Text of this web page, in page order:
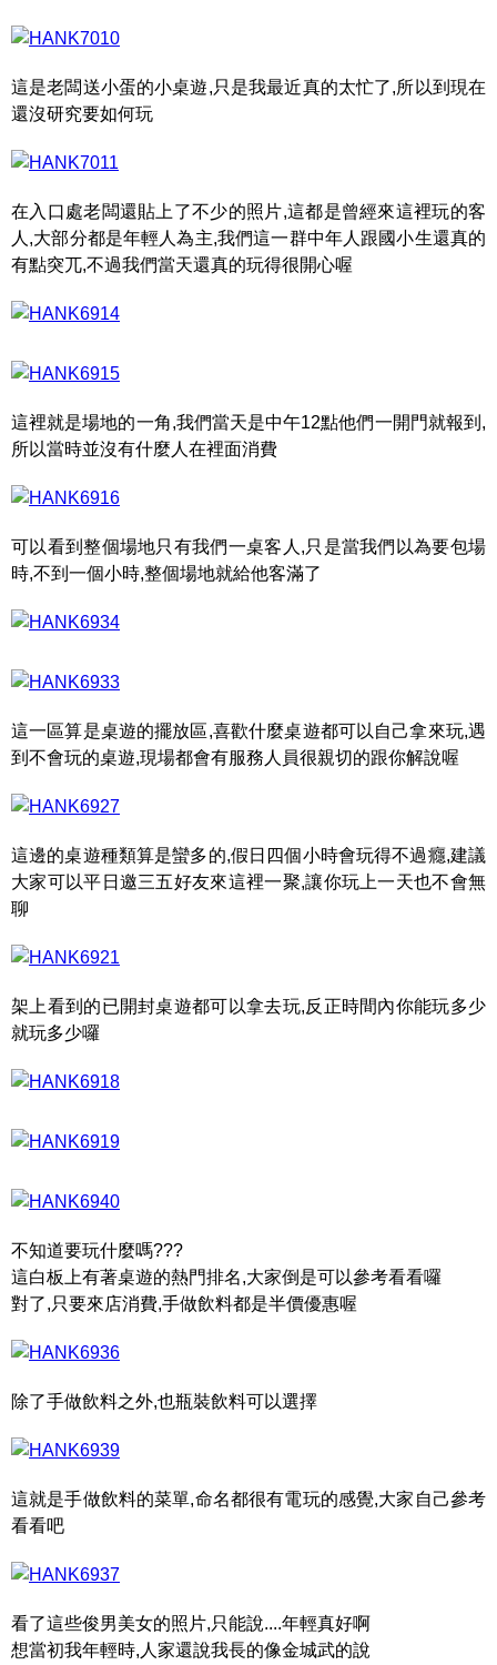
這是老闆送小蛋的小桌遊,只是我最近真的太忙了,所以到現在
還沒研究要如何玩
在入口處老闆還貼上了不少的照片,這都是曾經來這裡玩的客
人,大部分都是年輕人為主,我們這一群中年人跟國小生還真的
有點突兀,不過我們當天還真的玩得很開心喔
這裡就是場地的一角,我們當天是中午12點他們一開門就報到,
所以當時並沒有什麼人在裡面消費
可以看到整個場地只有我們一桌客人,只是當我們以為要包場
時,不到一個小時,整個場地就給他客滿了
這一區算是桌遊的擺放區,喜歡什麼桌遊都可以自己拿來玩,遇
到不會玩的桌遊,現場都會有服務人員很親切的跟你解說喔
這邊的桌遊種類算是蠻多的,假日四個小時會玩得不過癮,建議
大家可以平日邀三五好友來這裡一聚,讓你玩上一天也不會無
聊
架上看到的已開封桌遊都可以拿去玩,反正時間內你能玩多少
就玩多少囉
不知道要玩什麼嗎???
這白板上有著桌遊的熱門排名,大家倒是可以參考看看囉
對了,只要來店消費,手做飲料都是半價優惠喔
除了手做飲料之外,也瓶裝飲料可以選擇
這就是手做飲料的菜單,命名都很有電玩的感覺,大家自己參考
看看吧
看了這些俊男美女的照片,只能說....年輕真好啊
想當初我年輕時,人家還說我長的像金城武的說